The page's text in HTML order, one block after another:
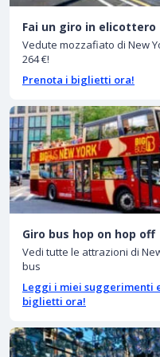
Fai un giro in elicottero
Vedute mozzafiato di New
264 €!
Prenota i biglietti ora!
Giro bus hop on hop off
Vedi tutte le attrazioni di
bus
Leggi i miei suggerimenti
biglietti ora!